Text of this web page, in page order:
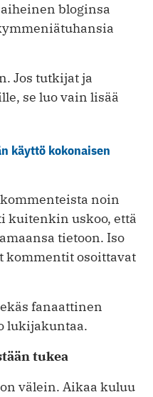
bloginsa
Jos tutkijat ja
se luo vain lisää
käyttö kokonaisen
noin
kuitenkin uskoo, että
tietoon. Iso
kommentit osoittavat
fanaattinen
lukijakuntaa.
tukea
välein. Aikaa kuluu